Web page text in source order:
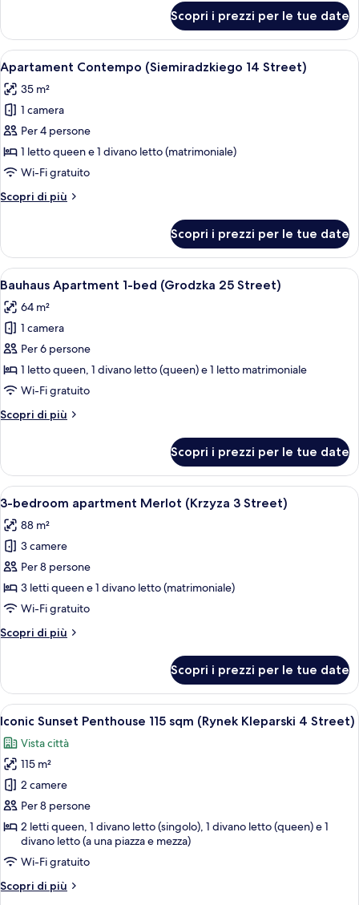
(Slawkowska
Street)
Square
spacious
studio
with
bathtub
(Slawkowska
6
Street)
Scopri i prezzi per le tue date
Apri
tutte
le
foto
per
Apartament
Contempo
14
Un soggiorno moderno con divano,
24
Apartament Contempo (Siemiradzkiego 14 Street)
35 m²
1 camera
Per 4 persone
1 letto queen e 1 divano letto (matrimoniale)
Wi-Fi gratuito
Scopri di più
Altri
Contempo
(Siemiradzkiego
14
Scopri i prezzi per le tue date
Apri
tutte
le
foto
per
Bauhaus
Apartment
bed
Street)
Un soggiorno con divano, tavolino,
14
Bauhaus Apartment 1-bed (Grodzka 25 Street)
64 m²
1 camera
Per 6 persone
1 letto queen, 1 divano letto (queen) e 1 letto matrimoniale
Wi-Fi gratuito
Scopri di più
Altri
Apartment
1-
bed
25
Street)
Scopri i prezzi per le tue date
Apri
tutte
le
foto
per
3-
bedroom
Merlot
Street)
Una camera da letto moderna con
44
3-bedroom apartment Merlot (Krzyza 3 Street)
88 m²
3 camere
Per 8 persone
3 letti queen e 1 divano letto (matrimoniale)
Wi-Fi gratuito
Scopri di più
Altri
bedroom
apartment
Merlot
3
Street)
Scopri i prezzi per le tue date
Apri
tutte
le
foto
per
Iconic
Sunset
Penthouse
115
sqm
(Rynek
Un balcone con un divano, un
50
Iconic Sunset Penthouse 115 sqm (Rynek Kleparski 4 Street)
Vista città
115 m²
2 camere
Per 8 persone
2 letti queen, 1 divano letto (singolo), 1 divano letto (queen) e 1
divano letto (a una piazza e mezza)
Wi-Fi gratuito
Scopri di più
Altri